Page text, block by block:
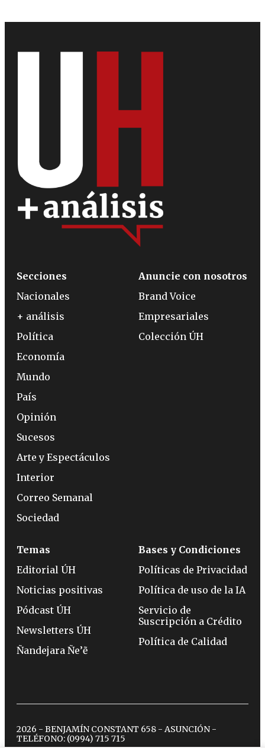
Secciones
Nacionales
+ análisis
Política
Economía
Mundo
País
Opinión
Sucesos
Arte y Espectáculos
Interior
Correo Semanal
Sociedad
Anuncie con nosotros
Brand Voice
Empresariales
Colección ÚH
Temas
Editorial ÚH
Noticias positivas
Pódcast ÚH
Newsletters ÚH
Ñandejara Ñe’ẽ
Bases y Condiciones
Políticas de Privacidad
Política de uso de la IA
Servicio de
Suscripción a Crédito
Política de Calidad
2026 - BENJAMÍN CONSTANT 658 - ASUNCIÓN -
TELÉFONO: (0994) 715 715